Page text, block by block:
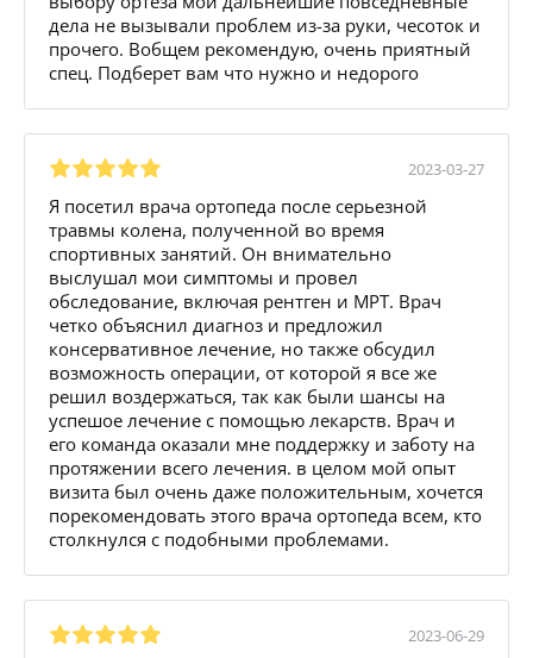
дела не вызывали проблем из-за руки, чесоток и
прочего. Вобщем рекомендую, очень приятный
спец. Подберет вам что нужно и недорого
2023-03-27
Я посетил врача ортопеда после серьезной
травмы колена, полученной во время
спортивных занятий. Он внимательно
выслушал мои симптомы и провел
обследование, включая рентген и МРТ. Врач
четко объяснил диагноз и предложил
консервативное лечение, но также обсудил
возможность операции, от которой я все же
решил воздержаться, так как были шансы на
успешое лечение с помощью лекарств. Врач и
его команда оказали мне поддержку и заботу на
протяжении всего лечения. в целом мой опыт
визита был очень даже положительным, хочется
порекомендовать этого врача ортопеда всем, кто
столкнулся с подобными проблемами.
2023-06-29